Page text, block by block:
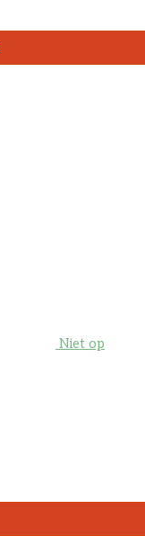
Niet op